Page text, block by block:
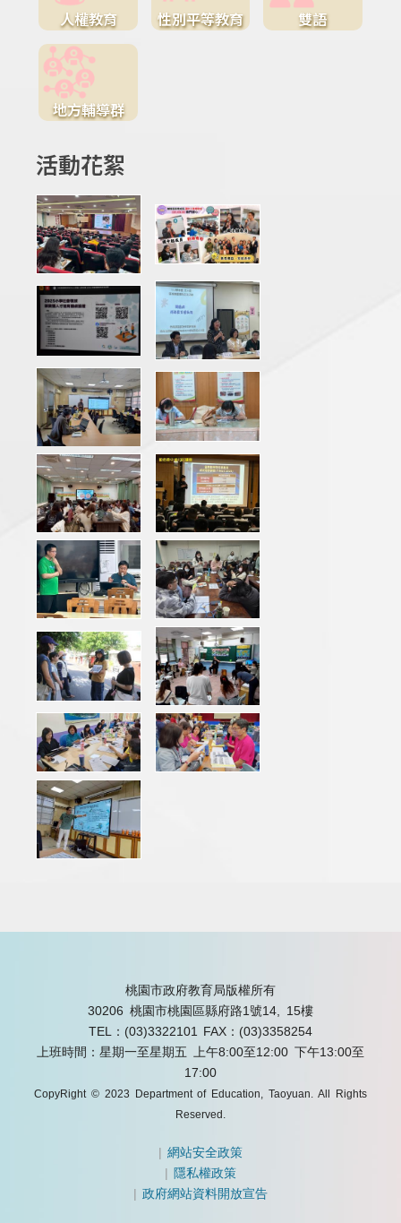
人權教育 性別平等教育 雙語
地方輔導群
活動花絮
桃園市政府教育局版權所有
30206 桃園市桃園區縣府路1號14, 15樓
TEL：(03)3322101
FAX：(03)3358254
上班時間：星期一至星期五 上午8:00至12:00 下午13:00至
17:00
CopyRight © 2023 Department of Education, Taoyuan. All Rights
Reserved.
|網站安全政策
|隱私權政策
|政府網站資料開放宣告